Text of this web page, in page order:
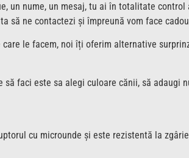
un nume, un mesaj, tu ai în totalitate
să ne contactezi și împreună vom face
le facem, noi îți oferim alternative
faci este sa alegi culoare cănii, să adaugi
cu microunde și este rezistentă la